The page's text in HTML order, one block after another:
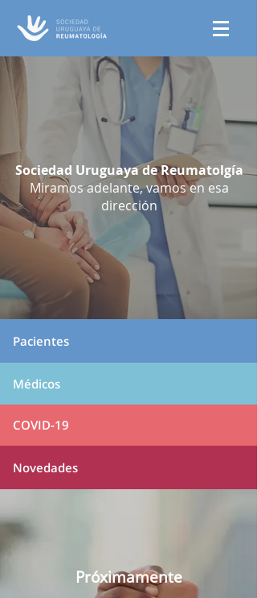
Sociedad Uruguaya de Reumatolgía
Miramos adelante, vamos en esa
dirección
Pacientes
Médicos
COVID-19
Novedades
Próximamente